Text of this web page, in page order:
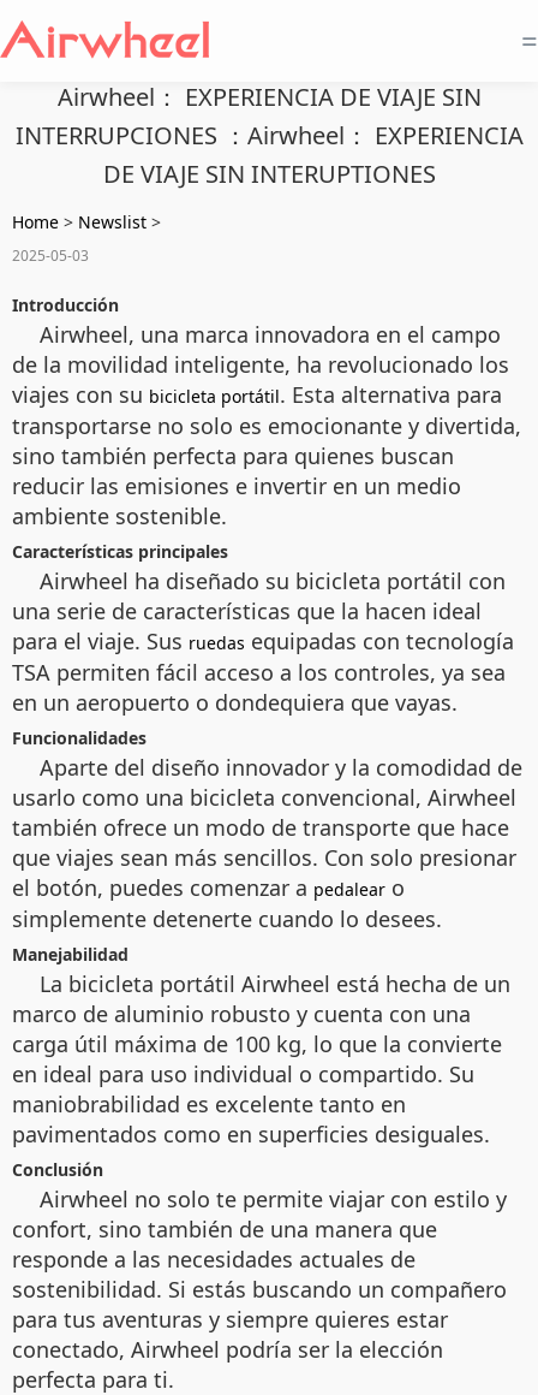
=
Airwheel： EXPERIENCIA DE VIAJE SIN
INTERRUPCIONES ：Airwheel： EXPERIENCIA
DE VIAJE SIN INTERUPTIONES
Home > Newslist >
2025-05-03
Introducción
Airwheel, una marca innovadora en el campo
de la movilidad inteligente, ha revolucionado los
viajes con su bicicleta portátil. Esta alternativa para
transportarse no solo es emocionante y divertida,
sino también perfecta para quienes buscan
reducir las emisiones e invertir en un medio
ambiente sostenible.
Características principales
Airwheel ha diseñado su bicicleta portátil con
una serie de características que la hacen ideal
para el viaje. Sus ruedas equipadas con tecnología
TSA permiten fácil acceso a los controles, ya sea
en un aeropuerto o dondequiera que vayas.
Funcionalidades
Aparte del diseño innovador y la comodidad de
usarlo como una bicicleta convencional, Airwheel
también ofrece un modo de transporte que hace
que viajes sean más sencillos. Con solo presionar
el botón, puedes comenzar a pedalear o
simplemente detenerte cuando lo desees.
Manejabilidad
La bicicleta portátil Airwheel está hecha de un
marco de aluminio robusto y cuenta con una
carga útil máxima de 100 kg, lo que la convierte
en ideal para uso individual o compartido. Su
maniobrabilidad es excelente tanto en
pavimentados como en superficies desiguales.
Conclusión
Airwheel no solo te permite viajar con estilo y
confort, sino también de una manera que
responde a las necesidades actuales de
sostenibilidad. Si estás buscando un compañero
para tus aventuras y siempre quieres estar
conectado, Airwheel podría ser la elección
perfecta para ti.